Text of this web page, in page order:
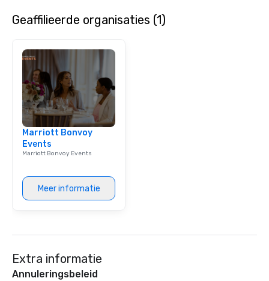
Geaffilieerde organisaties (1)
Marriott Bonvoy
Events
Marriott Bonvoy Events
Meer informatie
Extra informatie
Annuleringsbeleid